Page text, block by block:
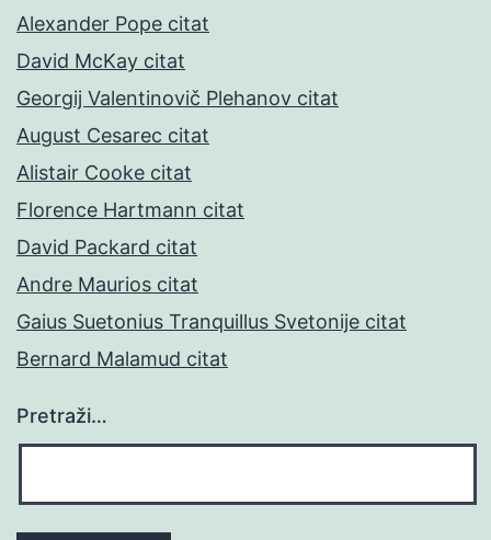
Alexander Pope citat
David McKay citat
Georgij Valentinovič Plehanov citat
August Cesarec citat
Alistair Cooke citat
Florence Hartmann citat
David Packard citat
Andre Maurios citat
Gaius Suetonius Tranquillus Svetonije citat
Bernard Malamud citat
Pretraži…